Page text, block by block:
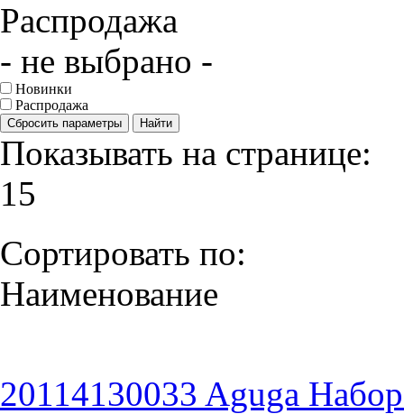
Распродажа
- не выбрано -
Новинки
Распродажа
Сбросить параметры Найти
Показывать на странице:
15
Сортировать по:
Наименование
20114130033 Aguga